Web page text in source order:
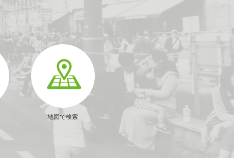
地図で検索